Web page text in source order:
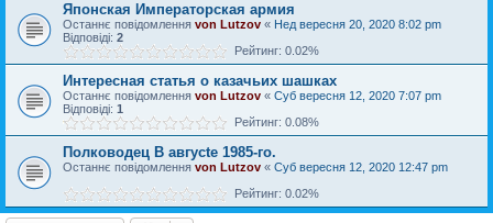
Японская Императорская армия
Останнє повідомлення von Lutzov « Нед вересня 20, 2020 8:02 pm
Відповіді: 2
Рейтинг: 0.02%
Интересная статья о казачьих шашках
Останнє повідомлення von Lutzov « Суб вересня 12, 2020 7:07 pm
Відповіді: 1
Рейтинг: 0.08%
Полководец В авгусtе 1985-го.
Останнє повідомлення von Lutzov « Суб вересня 12, 2020 12:47 pm
Рейтинг: 0.02%